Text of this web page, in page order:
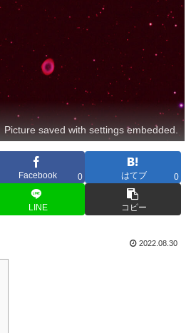
Picture saved with settings embedded.
Facebook 0 はてブ 0
LINE コピー
2022.08.30